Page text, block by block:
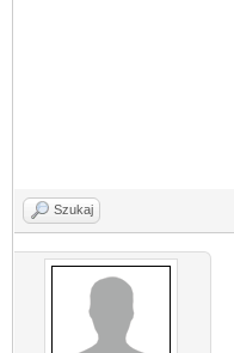
Szukaj